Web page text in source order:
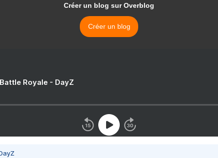
Créer un blog sur Overblog
Créer un blog
Royale - DayZ